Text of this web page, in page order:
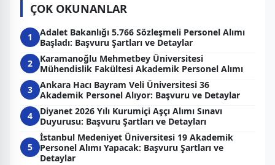
ÇOK OKUNANLAR
1
Adalet Bakanlığı 5.766 Sözleşmeli Personel Alımı
Başladı: Başvuru Şartları ve Detaylar
2
Karamanoğlu Mehmetbey Üniversitesi
Mühendislik Fakültesi Akademik Personel Alımı
3
Ankara Hacı Bayram Veli Üniversitesi 36
Akademik Personel Alıyor: Başvuru ve Detaylar
4
Diyanet 2026 Yılı Kurumiçi Aşçı Alımı Sınavı
Duyurusu: Başvuru Şartları ve Detayları
5
İstanbul Medeniyet Üniversitesi 19 Akademik
Personel Alımı Yapacak: Başvuru Şartları ve
Detaylar